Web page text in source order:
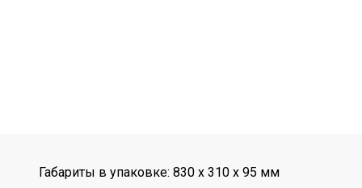
Габариты в упаковке: 830 x 310 x 95 мм